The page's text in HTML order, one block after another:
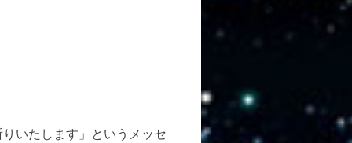
いたします」というメッセ